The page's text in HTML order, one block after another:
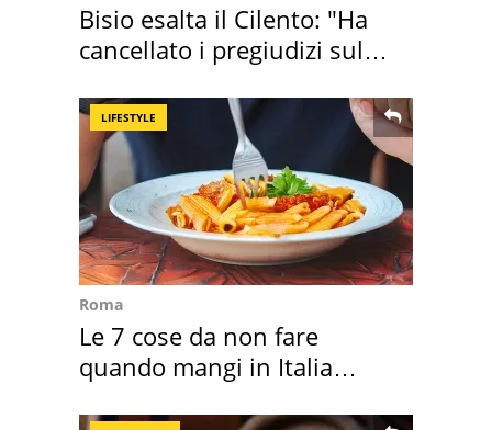
Bisio esalta il Cilento: "Ha
cancellato i pregiudizi sul
LIFESTYLE
Roma
Le 7 cose da non fare
quando mangi in Italia